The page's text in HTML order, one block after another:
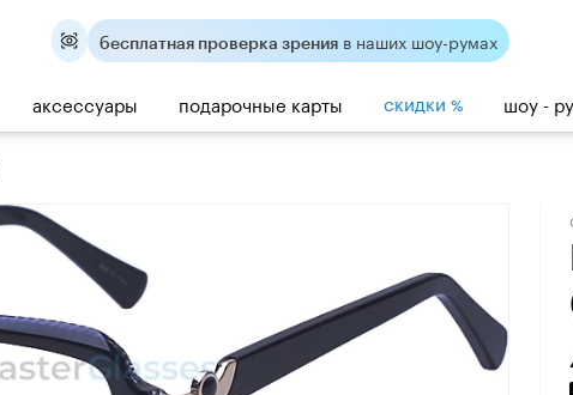
бесплатная проверка зрения в наших шоу-румах
аксессуары подарочные карты скидки % шоу -